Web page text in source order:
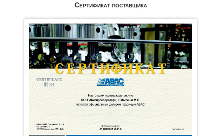
Сертификат поставщика